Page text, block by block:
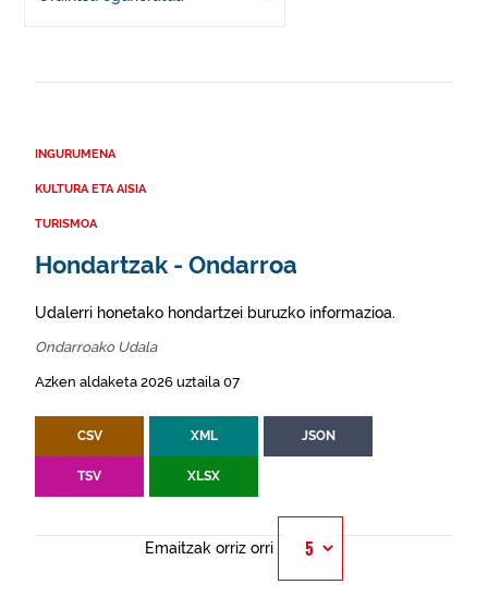
INGURUMENA
KULTURA ETA AISIA
TURISMOA
Hondartzak - Ondarroa
Udalerri honetako hondartzei buruzko informazioa.
Ondarroako Udala
Azken aldaketa 2026 uztaila 07
CSV XML JSON
TSV XLSX
Emaitzak orriz orri